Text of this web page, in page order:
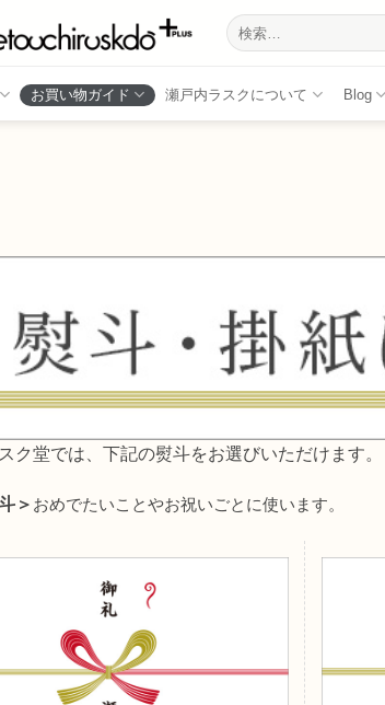
検
索
お買い物ガイド 瀬戸内ラスクについて Blog
ク堂では、下記の熨斗をお選びいただけます。
＞ おめでたいことやお祝いごとに使います。